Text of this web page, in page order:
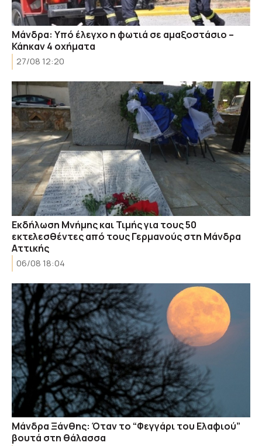
Μάνδρα: Υπό έλεγχο η φωτιά σε αμαξοστάσιο –
Κάηκαν 4 οχήματα
27/08 12:20
Εκδήλωση Μνήμης και Τιμής για τους 50
εκτελεσθέντες από τους Γερμανούς στη Μάνδρα
Αττικής
06/08 18:04
Μάνδρα Ξάνθης: Όταν το “Φεγγάρι του Ελαφιού”
βουτά στη θάλασσα